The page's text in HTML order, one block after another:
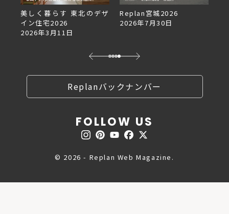
のデザ
Replan宮城2026
2026年7月30日
Replan北海道VOL.153
2026年6月27日
Replanバックナンバー
FOLLOW US
© 2026 - Replan Web Magazine.